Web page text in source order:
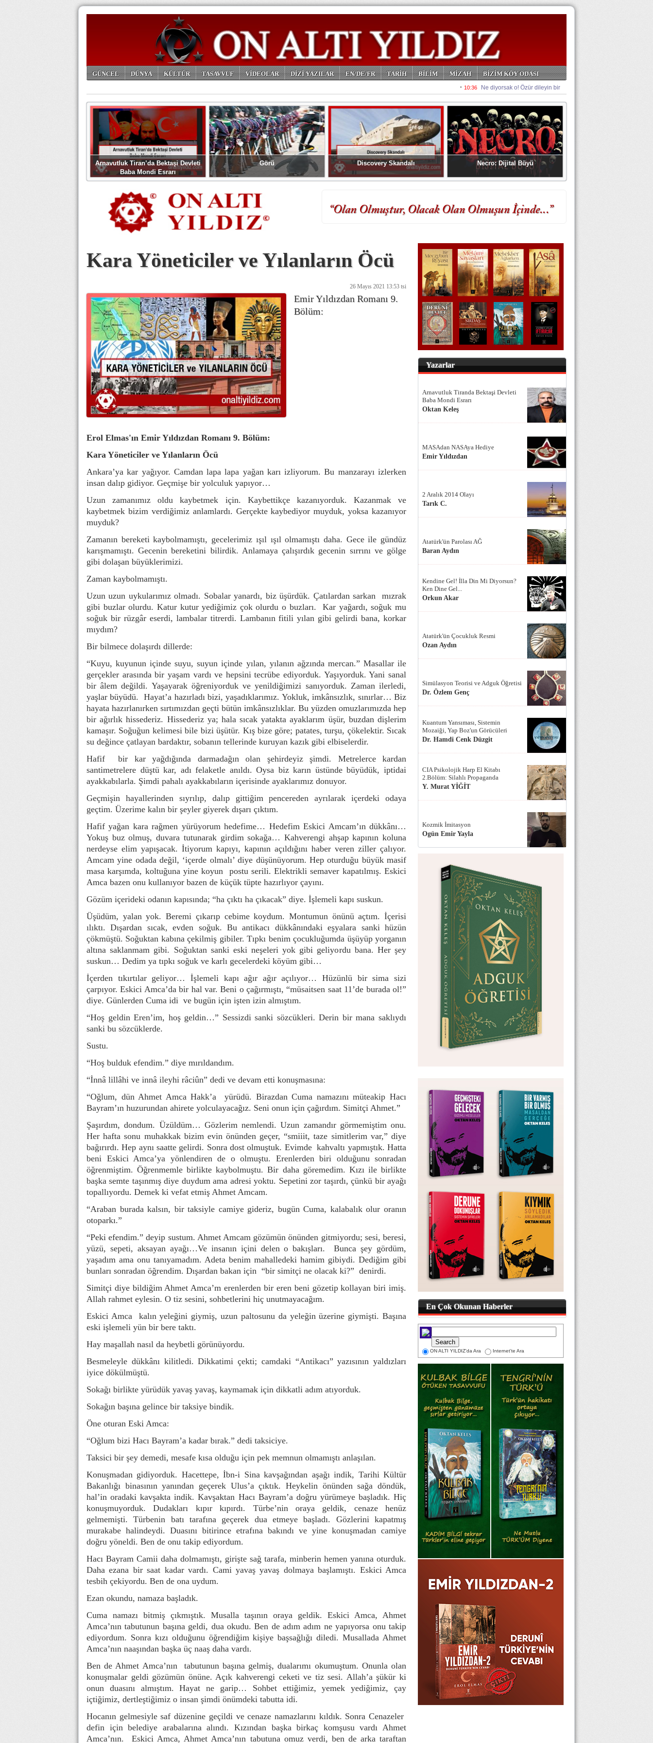
GÜNCEL DÜNYA KÜLTÜR TASAVVUF VİDEOLAR DİZİ YAZILAR EN/DE/FR TARİH BİLİM MİZAH
BİZİM KÖY ODASI
Arnavutluk Tiran’da Bektaşi Devleti
Baba Mondi Esrarı
Görü Discovery Skandalı Necro: Dijital Büyü
Kara Yöneticiler ve Yılanların Öcü
26 Mayıs 2021 13:53 tsi
Emir Yıldızdan Romanı 9.
Bölüm:
Erol Elmas'ın Emir Yıldızdan Romanı 9. Bölüm:
Kara Yöneticiler ve Yılanların Öcü
Ankara’ya kar yağıyor. Camdan lapa lapa yağan karı izliyorum. Bu manzarayı izlerken
insan dalıp gidiyor. Geçmişe bir yolculuk yapıyor…
Uzun zamanımız oldu kaybetmek için. Kaybettikçe kazanıyorduk. Kazanmak ve
kaybetmek bizim verdiğimiz anlamlardı. Gerçekte kaybediyor muyduk, yoksa kazanıyor
muyduk?
Zamanın bereketi kaybolmamıştı, gecelerimiz ışıl ışıl olmamıştı daha. Gece ile gündüz
karışmamıştı. Gecenin bereketini bilirdik. Anlamaya çalışırdık gecenin sırrını ve gölge
gibi dolaşan büyüklerimizi.
Zaman kaybolmamıştı.
Uzun uzun uykularımız olmadı. Sobalar yanardı, biz üşürdük. Çatılardan sarkan mızrak
gibi buzlar olurdu. Katur kutur yediğimiz çok olurdu o buzları. Kar yağardı, soğuk mu
soğuk bir rüzgâr eserdi, lambalar titrerdi. Lambanın fitili yılan gibi gelirdi bana, korkar
mıydım?
Bir bilmece dolaşırdı dillerde:
“Kuyu, kuyunun içinde suyu, suyun içinde yılan, yılanın ağzında mercan.” Masallar ile
gerçekler arasında bir yaşam vardı ve hepsini tecrübe ediyorduk. Yaşıyorduk. Yani sanal
bir âlem değildi. Yaşayarak öğreniyorduk ve yenildiğimizi sanıyorduk. Zaman ilerledi,
yaşlar büyüdü. Hayat’a hazırladı bizi, yaşadıklarımız. Yokluk, imkânsızlık, sınırlar… Biz
hayata hazırlanırken sırtımızdan geçti bütün imkânsızlıklar. Bu yüzden omuzlarımızda hep
bir ağırlık hissederiz. Hissederiz ya; hala sıcak yatakta ayaklarım üşür, buzdan dişlerim
kamaşır. Soğuğun kelimesi bile bizi üşütür. Kış bize göre; patates, turşu, çökelektir. Sıcak
su değince çatlayan bardaktır, sobanın tellerinde kuruyan kazık gibi elbiselerdir.
Hafif bir kar yağdığında darmadağın olan şehirdeyiz şimdi. Metrelerce kardan
santimetrelere düştü kar, adı felaketle anıldı. Oysa biz karın üstünde büyüdük, iptidai
ayakkabılarla. Şimdi pahalı ayakkabıların içerisinde ayaklarımız donuyor.
Geçmişin hayallerinden sıyrılıp, dalıp gittiğim pencereden ayrılarak içerdeki odaya
geçtim. Üzerime kalın bir şeyler giyerek dışarı çıktım.
Hafif yağan kara rağmen yürüyorum hedefime… Hedefim Eskici Amcam’ın dükkânı…
Yokuş buz olmuş, duvara tutunarak girdim sokağa… Kahverengi ahşap kapının koluna
nerdeyse elim yapışacak. İtiyorum kapıyı, kapının açıldığını haber veren ziller çalıyor.
Amcam yine odada değil, ‘içerde olmalı’ diye düşünüyorum. Hep oturduğu büyük masif
masa karşımda, koltuğuna yine koyun postu serili. Elektrikli semaver kapatılmış. Eskici
Amca bazen onu kullanıyor bazen de küçük tüpte hazırlıyor çayını.
Gözüm içerideki odanın kapısında; “ha çıktı ha çıkacak” diye. İşlemeli kapı suskun.
Üşüdüm, yalan yok. Beremi çıkarıp cebime koydum. Montumun önünü açtım. İçerisi
ılıktı. Dışardan sıcak, evden soğuk. Bu antikacı dükkânındaki eşyalara sanki hüzün
çökmüştü. Soğuktan kabına çekilmiş gibiler. Tıpkı benim çocukluğumda üşüyüp yorganın
altına saklanmam gibi. Soğuktan sanki eski neşeleri yok gibi geliyordu bana. Her şey
suskun… Dedim ya tıpkı soğuk ve karlı gecelerdeki köyüm gibi…
İçerden tıkırtılar geliyor… İşlemeli kapı ağır ağır açılıyor… Hüzünlü bir sima sizi
çarpıyor. Eskici Amca’da bir hal var. Beni o çağırmıştı, “müsaitsen saat 11’de burada ol!”
diye. Günlerden Cuma idi ve bugün için işten izin almıştım.
“Hoş geldin Eren’im, hoş geldin…” Sessizdi sanki sözcükleri. Derin bir mana saklıydı
sanki bu sözcüklerde.
Sustu.
“Hoş bulduk efendim.” diye mırıldandım.
“İnnâ lillâhi ve innâ ileyhi râciûn” dedi ve devam etti konuşmasına:
“Oğlum, dün Ahmet Amca Hakk’a yürüdü. Birazdan Cuma namazını müteakip Hacı
Bayram’ın huzurundan ahirete yolculayacağız. Seni onun için çağırdım. Simitçi Ahmet.”
Şaşırdım, dondum. Üzüldüm… Gözlerim nemlendi. Uzun zamandır görmemiştim onu.
Her hafta sonu muhakkak bizim evin önünden geçer, “smiiit, taze simitlerim var,” diye
bağırırdı. Hep aynı saatte gelirdi. Sonra dost olmuştuk. Evimde kahvaltı yapmıştık. Hatta
beni Eskici Amca’ya yönlendiren de o olmuştu. Erenlerden biri olduğunu sonradan
öğrenmiştim. Öğrenmemle birlikte kaybolmuştu. Bir daha göremedim. Kızı ile birlikte
başka semte taşınmış diye duydum ama adresi yoktu. Sepetini zor taşırdı, çünkü bir ayağı
topallıyordu. Demek ki vefat etmiş Ahmet Amcam.
“Araban burada kalsın, bir taksiyle camiye gideriz, bugün Cuma, kalabalık olur oranın
otoparkı.”
“Peki efendim.” deyip sustum. Ahmet Amcam gözümün önünden gitmiyordu; sesi, beresi,
yüzü, sepeti, aksayan ayağı…Ve insanın içini delen o bakışları. Bunca şey gördüm,
yaşadım ama onu tanıyamadım. Adeta benim mahalledeki hamim gibiydi. Dediğim gibi
bunları sonradan öğrendim. Dışardan bakan için “bir simitçi ne olacak ki?” denirdi.
Simitçi diye bildiğim Ahmet Amca’m erenlerden bir eren beni gözetip kollayan biri imiş.
Allah rahmet eylesin. O tiz sesini, sohbetlerini hiç unutmayacağım.
Eskici Amca kalın yeleğini giymiş, uzun paltosunu da yeleğin üzerine giymişti. Başına
eski işlemeli yün bir bere taktı.
Hay maşallah nasıl da heybetli görünüyordu.
Besmeleyle dükkânı kilitledi. Dikkatimi çekti; camdaki “Antikacı” yazısının yaldızları
iyice dökülmüştü.
Sokağı birlikte yürüdük yavaş yavaş, kaymamak için dikkatli adım atıyorduk.
Sokağın başına gelince bir taksiye bindik.
Öne oturan Eski Amca:
“Oğlum bizi Hacı Bayram’a kadar bırak.” dedi taksiciye.
Taksici bir şey demedi, mesafe kısa olduğu için pek memnun olmamıştı anlaşılan.
Konuşmadan gidiyorduk. Hacettepe, İbn-i Sina kavşağından aşağı indik, Tarihi Kültür
Bakanlığı binasının yanından geçerek Ulus’a çıktık. Heykelin önünden sağa döndük,
hal’in oradaki kavşakta indik. Kavşaktan Hacı Bayram’a doğru yürümeye başladık. Hiç
konuşmuyorduk. Dudakları kıpır kıpırdı. Türbe’nin oraya geldik, cenaze henüz
gelmemişti. Türbenin batı tarafına geçerek dua etmeye başladı. Gözlerini kapatmış
murakabe halindeydi. Duasını bitirince etrafına bakındı ve yine konuşmadan camiye
doğru yöneldi. Ben de onu takip ediyordum.
Hacı Bayram Camii daha dolmamıştı, girişte sağ tarafa, minberin hemen yanına oturduk.
Daha ezana bir saat kadar vardı. Cami yavaş yavaş dolmaya başlamıştı. Eskici Amca
tesbih çekiyordu. Ben de ona uydum.
Ezan okundu, namaza başladık.
Cuma namazı bitmiş çıkmıştık. Musalla taşının oraya geldik. Eskici Amca, Ahmet
Amca’nın tabutunun başına geldi, dua okudu. Ben de adım adım ne yapıyorsa onu takip
ediyordum. Sonra kızı olduğunu öğrendiğim kişiye başsağlığı diledi. Musallada Ahmet
Amca’nın naaşından başka üç naaş daha vardı.
Ben de Ahmet Amca’nın tabutunun başına gelmiş, dualarımı okumuştum. Onunla olan
konuşmalar geldi gözümün önüne. Açık kahverengi ceketi ve tiz sesi. Allah’a şükür ki
onun duasını almıştım. Hayat ne garip… Sohbet ettiğimiz, yemek yediğimiz, çay
içtiğimiz, dertleştiğimiz o insan şimdi önümdeki tabutta idi.
Hocanın gelmesiyle saf düzenine geçildi ve cenaze namazlarını kıldık. Sonra Cenazeler
defin için belediye arabalarına alındı. Kızından başka birkaç komşusu vardı Ahmet
Amca’nın. Eskici Amca, Ahmet Amca’nın tabutuna omuz verdi, ben de arka taraftan
Yazarlar
Arnavutluk Tiranda Bektaşi Devleti
Baba Mondi Esrarı
Oktan Keleş
MASAdan NASAya Hediye
Emir Yıldızdan
2 Aralık 2014 Olayı
Tarık C.
Atatürk'ün Parolası AĞ
Baran Aydın
Kendine Gel! İlla Din Mi Diyorsun?
Ken Dine Gel...
Orkun Akar
Atatürk'ün Çocukluk Resmi
Ozan Aydın
Simülasyon Teorisi ve Adguk Öğretisi
Dr. Özlem Genç
Kuantum Yansıması, Sistemin
Mozaiği, Yap Boz'un Görücüleri
Dr. Hamdi Cenk Düzgit
CIA Psikolojik Harp El Kitabı
2.Bölüm: Silahlı Propaganda
Y. Murat YİĞİT
Kozmik İmitasyon
Ogün Emir Yayla
En Çok Okunan Haberler
ON ALTI YILDIZ'da Ara Internet'te Ara